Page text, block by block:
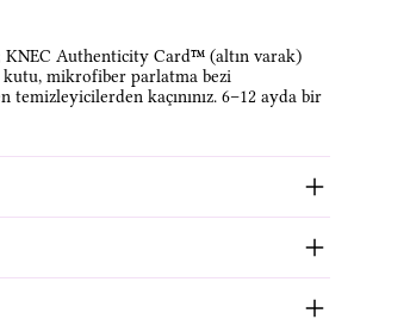
Authenticity Card™ (altın varak)
mikrofiber parlatma bezi
kaçınınız. 6–12 ayda bir